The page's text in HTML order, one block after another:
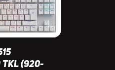
TKL (920-